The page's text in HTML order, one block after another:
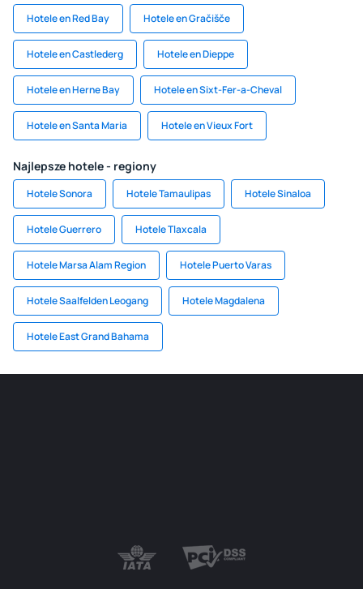
Hotele en Red Bay Hotele en Gračišče
Hotele en Castlederg Hotele en Dieppe
Hotele en Herne Bay Hotele en Sixt-Fer-a-Cheval
Hotele en Santa Maria Hotele en Vieux Fort
Najlepsze hotele - regiony
Hotele Sonora Hotele Tamaulipas Hotele Sinaloa
Hotele Guerrero Hotele Tlaxcala
Hotele Marsa Alam Region Hotele Puerto Varas
Hotele Saalfelden Leogang Hotele Magdalena
Hotele East Grand Bahama